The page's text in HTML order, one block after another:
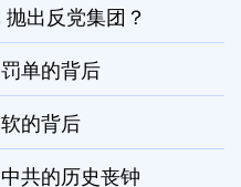
出反党集团？
单的背后
的背后
共的历史丧钟